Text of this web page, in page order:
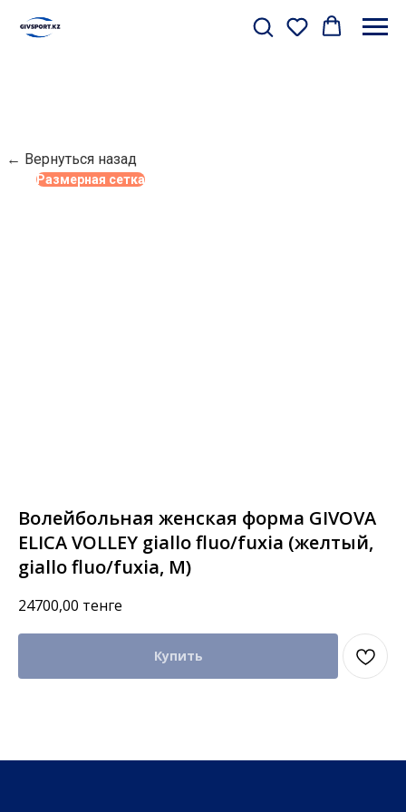
← Вернуться назад
Размерная сетка
Волейбольная женская форма GIVOVA
ELICA VOLLEY giallo fluo/fuxia (желтый,
giallo fluo/fuxia, M)
24700,00 тенге
Купить